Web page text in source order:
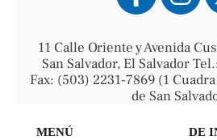
11 Calle Oriente y Avenida
San Salvador, El Salvador
Fax: (503) 2231-7869 (1
de San
MENÚ DE